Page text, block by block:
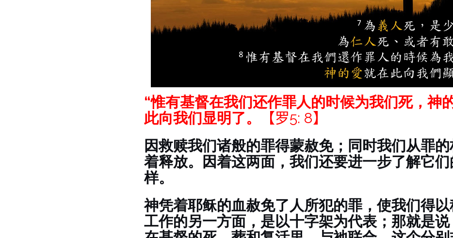
“惟有基督在我们还作罪人的时候为我们死，神
此向我们显明了。
【罗5: 8】
因救赎我们诸般的罪得蒙赦免；同时我们从罪
着释放。因着这两面，我们还要进一步了解它
样。
神凭着耶稣的血赦免了人所犯的罪，使我们得
工作的另一方面，是以十字架为代表；那就是